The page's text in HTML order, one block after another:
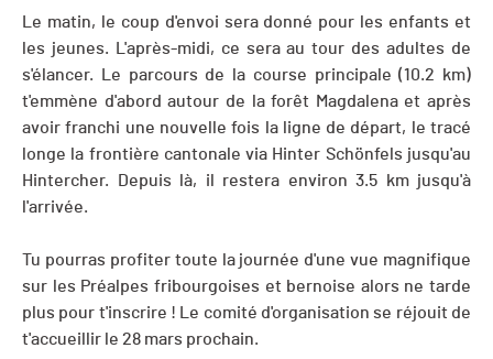
Le matin, le coup d'envoi sera donné pour les enfants et
les jeunes. L'après-midi, ce sera au tour des adultes de
s'élancer. Le parcours de la course principale (10.2 km)
t'emmène d'abord autour de la forêt Magdalena et après
avoir franchi une nouvelle fois la ligne de départ, le tracé
longe la frontière cantonale via Hinter Schönfels jusqu'au
Hintercher. Depuis là, il restera environ 3.5 km jusqu'à
l'arrivée.
Tu pourras profiter toute la journée d'une vue magnifique
sur les Préalpes fribourgoises et bernoise alors ne tarde
plus pour t'inscrire ! Le comité d'organisation se réjouit de
t'accueillir le 28 mars prochain.